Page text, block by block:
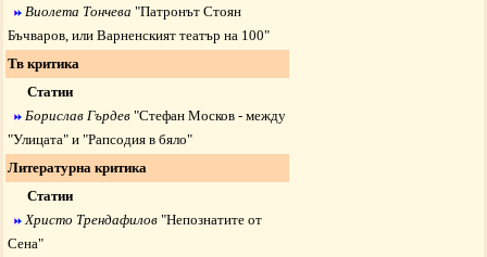
Виолета Тончева "Патронът Стоян
Бъчваров, или Варненският театър на 100"
Тв критика
Статии
Борислав Гърдев "Стефан Москов - между
"Улицата" и "Рапсодия в бяло"
Литературна критика
Статии
Христо Трендафилов "Непознатите от
Сена"